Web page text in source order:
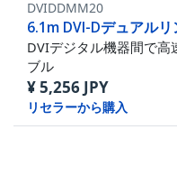
DVIDDMM20
6.1m DVI-Dデュアル
DVIデジタル機器間で
ブル
¥5,256 JPY
リセラーから購入